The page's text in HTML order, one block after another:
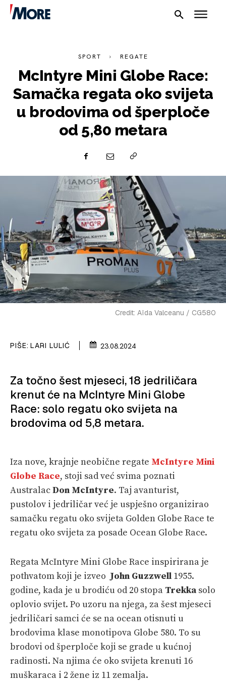
PLOVILA
PLOVIDBA
SPIZA
VELIKE PRIČE
PRETPLATA
SPORT REGATE
McIntyre Mini Globe Race:
Samačka regata oko svijeta
u brodovima od šperploče
od 5,80 metara
Credit: Aïda Valceanu / CG580
PIŠE: LARI LULIĆ 23.08.2024
Za točno šest mjeseci, 18 jedriličara
krenut će na McIntyre Mini Globe
Race: solo regatu oko svijeta na
brodovima od 5,8 metara.
Iza nove, krajnje neobične regate McIntyre Mini
Globe Race, stoji sad već svima poznati
AustralacDon McIntyre. Taj avanturist,
pustolov i jedriličar već je uspješno organizirao
samačku regatu oko svijeta Golden Globe Race te
regatu oko svijeta za posade Ocean Globe Race.
Regata McIntyre Mini Globe Race inspirirana je
pothvatom koji je izveo John Guzzwell 1955.
godine, kada je u brodiću od 20 stopa Trekka solo
oplovio svijet. Po uzoru na njega, za šest mjeseci
jedriličari samci će se na ocean otisnuti u
brodovima klase monotipova Globe 580. To su
brodovi od šperploče koji se grade u kućnoj
radinosti. Na njima će oko svijeta krenuti 16
muškaraca i 2 žene iz 11 zemalja.